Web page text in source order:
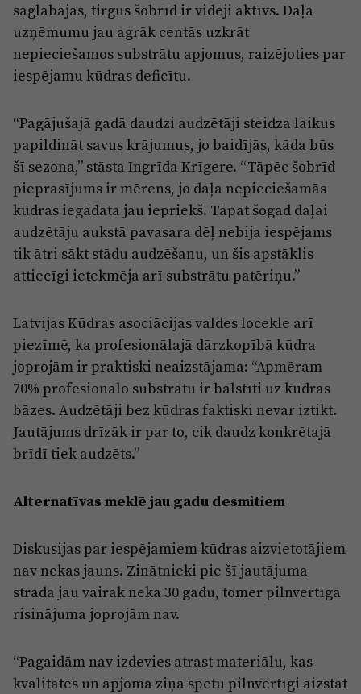
saglabājas, tirgus šobrīd ir vidēji aktīvs. Daļa
uzņēmumu jau agrāk centās uzkrāt
nepieciešamos substrātu apjomus, raizējoties par
iespējamu kūdras deficītu.
“Pagājušajā gadā daudzi audzētāji steidza laikus
papildināt savus krājumus, jo baidījās, kāda būs
šī sezona,” stāsta Ingrīda Krīgere. “Tāpēc šobrīd
pieprasījums ir mērens, jo daļa nepieciešamās
kūdras iegādāta jau iepriekš. Tāpat šogad daļai
audzētāju aukstā pavasara dēļ nebija iespējams
tik ātri sākt stādu audzēšanu, un šis apstāklis
attiecīgi ietekmēja arī substrātu patēriņu.”
Latvijas Kūdras asociācijas valdes locekle arī
piezīmē, ka profesionālajā dārzkopībā kūdra
joprojām ir praktiski neaizstājama: “Apmēram
70% profesionālo substrātu ir balstīti uz kūdras
bāzes. Audzētāji bez kūdras faktiski nevar iztikt.
Jautājums drīzāk ir par to, cik daudz konkrētajā
brīdī tiek audzēts.”
Alternatīvas meklē jau gadu desmitiem
Diskusijas par iespējamiem kūdras aizvietotājiem
nav nekas jauns. Zinātnieki pie šī jautājuma
strādā jau vairāk nekā 30 gadu, tomēr pilnvērtīga
risinājuma joprojām nav.
“Pagaidām nav izdevies atrast materiālu, kas
kvalitātes un apjoma ziņā spētu pilnvērtīgi aizstāt